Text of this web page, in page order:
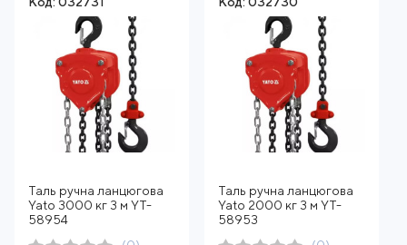
Таль ручна ланцюгова
Yato 3000 кг 3 м YT-
58954
Таль ручна ланцюгова
Yato 2000 кг 3 м YT-
58953